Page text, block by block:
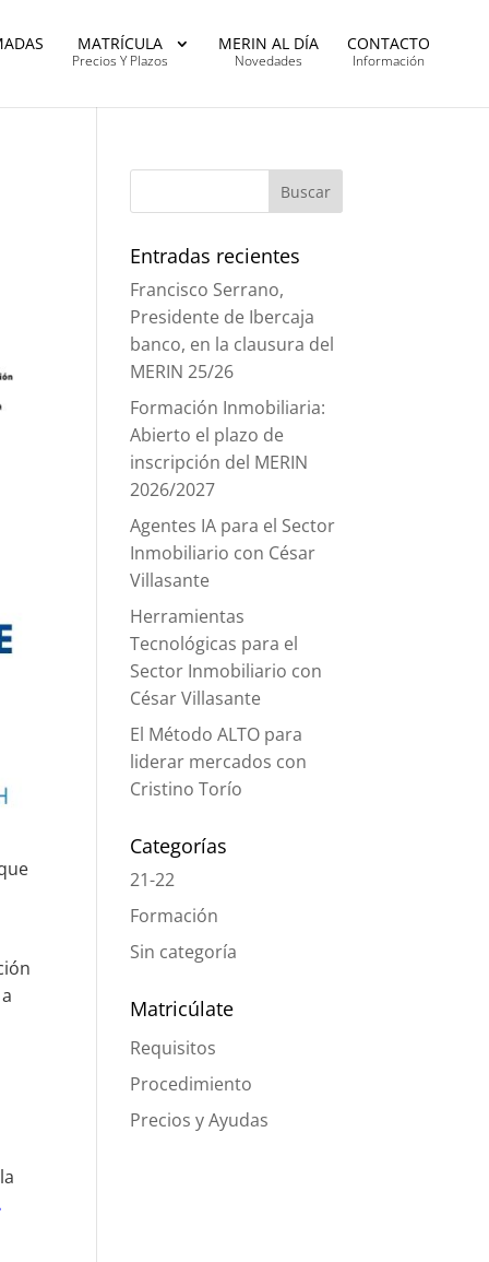
MATRÍCULA
Precios Y Plazos
MERIN AL DÍA
Novedades
CONTACTO
Información
Entradas recientes
Francisco Serrano,
Presidente de Ibercaja
banco, en la clausura del
MERIN 25/26
Formación Inmobiliaria:
Abierto el plazo de
inscripción del MERIN
2026/2027
Agentes IA para el Sector
Inmobiliario con César
Villasante
Herramientas
Tecnológicas para el
Sector Inmobiliario con
César Villasante
El Método ALTO para
liderar mercados con
Cristino Torío
Categorías
21-22
Formación
Sin categoría
Matricúlate
Requisitos
Procedimiento
Precios y Ayudas